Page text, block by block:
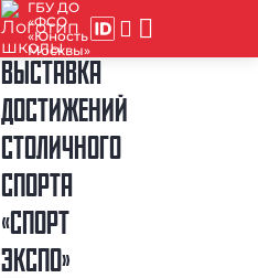
ГБУ ДО
«ФСО
«Юность
Москвы»
ВЫСТАВКА
ДОСТИЖЕНИЙ
СТОЛИЧНОГО
СПОРТА
«СПОРТ
ЭКСПО»